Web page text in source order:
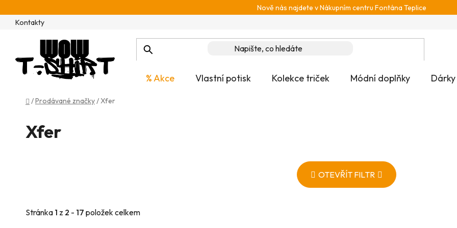
na
obsah
Nově nás najdete v Nákupním centru Fontána Teplice
Kontakty
% Akce Vlastní potisk Kolekce triček Módní doplňky Dárky
Domů
/Prodávané značky/Xfer
Xfer
OTEVŘÍT FILTR
Stránka 1 z 2 - 17 položek celkem